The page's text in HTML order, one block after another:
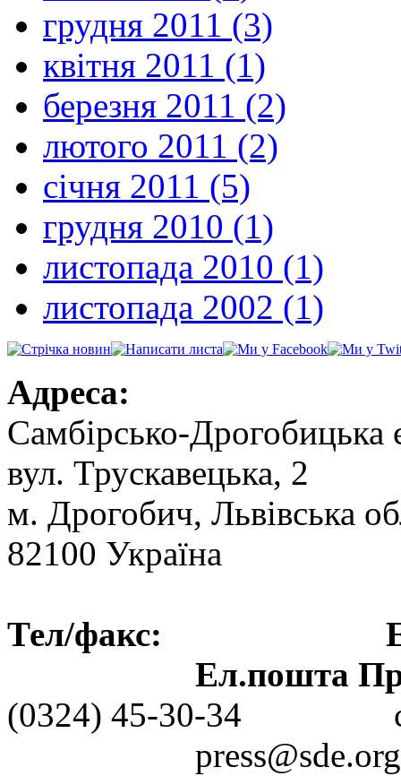
грудня 2011 (3)
квітня 2011 (1)
березня 2011 (2)
лютого 2011 (2)
січня 2011 (5)
грудня 2010 (1)
листопада 2010 (1)
листопада 2002 (1)
Адреса:
Самбірсько-Дрогобицька
вул. Трускавецька, 2
м. Дрогобич, Львівська
82100 Україна
Тел/факс:
Ел.пошта
(0324) 45-30-